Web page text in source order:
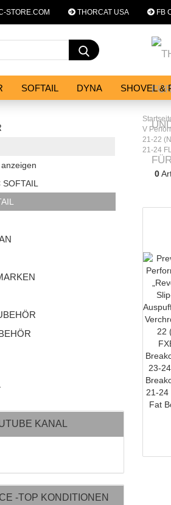
STORE.COM THORCAT USA FB
Suche...
SOFTAIL DYNA SHOVEL &
V
21-22
21-24
0
KANAL
-TOP KONDITIONEN